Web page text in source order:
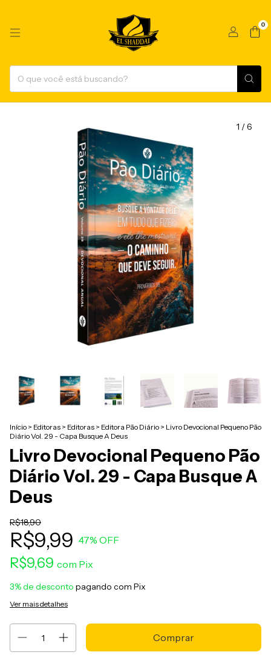
0
1 /6
Início > Editoras > Editoras > Editora Pão Diário > Livro Devocional Pequeno Pão
Diário Vol. 29 - Capa Busque A Deus
Livro Devocional Pequeno Pão
Diário Vol. 29 - Capa Busque A
Deus
R$18,90
R$9,99 47% OFF
R$9,69 com Pix
3% de desconto pagando com Pix
Ver mais detalhes